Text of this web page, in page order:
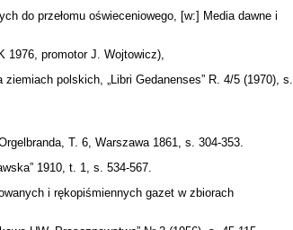
do przełomu oświeceniowego, [w:] Media dawne i
1976, promotor J. Wojtowicz),
polskich, „Libri Gedanenses” R. 4/5 (1970), s.
T. 6, Warszawa 1861, s. 304-353.
1910, t. 1, s. 534-567.
i rękopiśmiennych gazet w zbiorach